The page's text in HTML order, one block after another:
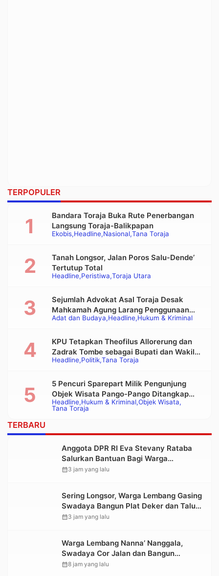
TERPOPULER
Ekobis Headline Nasional Tana Toraja
Bandara Toraja Buka Rute Penerbangan
Langsung Toraja-Balikpapan
Headline Peristiwa Toraja Utara
Tanah Longsor, Jalan Poros Salu-Dende’
Tertutup Total
Adat dan Budaya Headline Hukum & Kriminal
Sejumlah Advokat Asal Toraja Desak
Mahkamah Agung Larang Penggunaan
Alat Berat pada Eksekusi Rumah Adat
Headline Politik Tana Toraja
KPU Tetapkan Theofilus Allorerung dan
Zadrak Tombe sebagai Bupati dan Wakil
Bupati Tana Toraja Terpilih
Headline Hukum & Kriminal Objek Wisata
Tana Toraja
5 Pencuri Sparepart Milik Pengunjung
Objek Wisata Pango-Pango Ditangkap
Polisi
TERBARU
Anggota DPR RI Eva Stevany Rataba
Salurkan Bantuan Bagi Warga
Terdampak Longsor di Buntu Pepasan
calendar_month3 jam yang lalu
Sering Longsor, Warga Lembang Gasing
Swadaya Bangun Plat Deker dan Talut
Jalan Penghubung Antar Lembang
calendar_month3 jam yang lalu
Warga Lembang Nanna’ Nanggala,
Swadaya Cor Jalan dan Bangun
Jembatan
calendar_month8 jam yang lalu